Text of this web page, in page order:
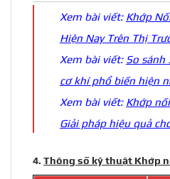
Xem bài viết: Khớp
Hiện Nay Trên Thị
Xem bài viết: So sánh
cơ khí phổ biến hiện
Xem bài viết: Khớp
Giải pháp hiệu quả
4. Thông số kỹ thuật Khớp